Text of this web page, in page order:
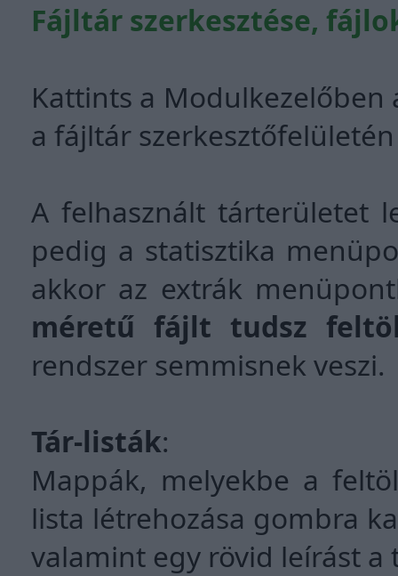
Fájltár szerkesztése,
Kattints a Modulkezelőben
a fájltár
A felhasznált tárterületet
pedig a statisztika
akkor az extrák
méretű fájlt tudsz
rendszer semmisnek veszi.
Tár-listák:
Mappák, melyekbe a
lista létrehozása gombra
valamint egy rövid leírást